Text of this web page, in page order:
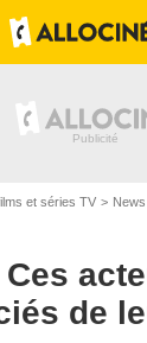
et séries TV
de